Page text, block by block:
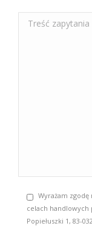
Wyrażam
celach handlowych
Popiełuszki 1, 83-